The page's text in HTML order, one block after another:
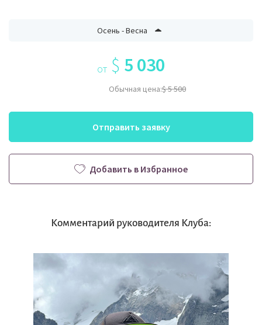
Осень - Весна
от $ 5 030
Обычная цена:$ 5 500
Отправить заявку
Добавить в Избранное
Комментарий руководителя Клуба: